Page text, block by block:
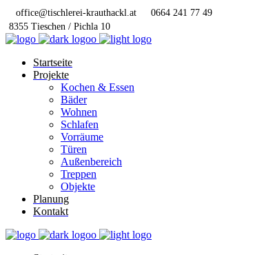
office@tischlerei-krauthackl.at
0664 241 77 49
8355 Tieschen / Pichla 10
Startseite
Projekte
Kochen & Essen
Bäder
Wohnen
Schlafen
Vorräume
Türen
Außenbereich
Treppen
Objekte
Planung
Kontakt